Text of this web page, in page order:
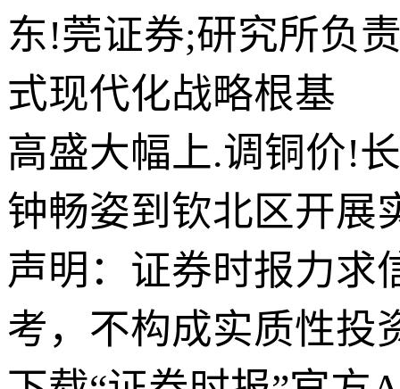
东!莞证券;研究所负
式现代化战略根基
高盛大幅上.调铜价!
钟畅姿到钦北区开展
声明：证券时报力求
考，不构成实质性投